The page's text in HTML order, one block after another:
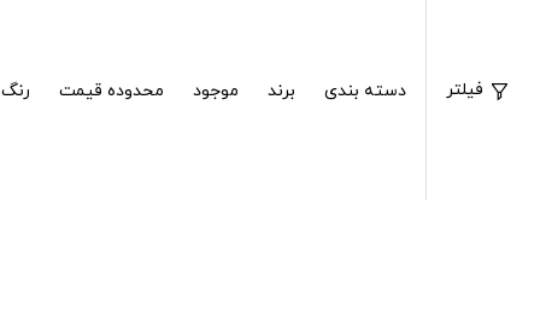
فیلتر دسته بندی برند موجود محدوده قیمت رنگ